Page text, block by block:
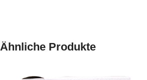
Ähnliche Produkte